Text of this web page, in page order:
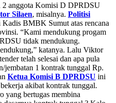
2 anggota Komisi D DPRDSU
Silaen, misalnya. Politisi
Kadis BMBK Sumut atas rencana
“Kami mendukung progam
tidak mendukung.
katanya. Lalu Viktor
telah selesai dan apa pula
jembatan 1 kontrak tunggal Rp.
Ketua Komisi B DPRDSU ini
akibat kontrak tunggal.
yang bertugas membina